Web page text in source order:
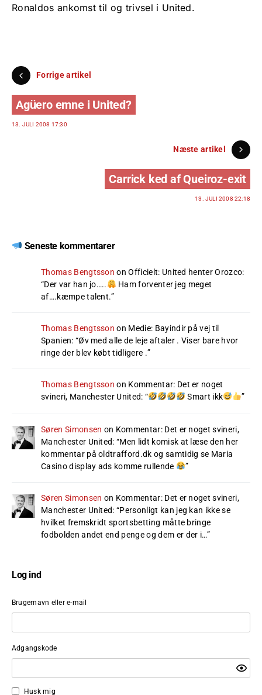
Ronaldos ankomst til og trivsel i United.
Forrige artikel
Agüero emne i United?
13. JULI 2008 17:30
Næste artikel
Carrick ked af Queiroz-exit
13. JULI 2008 22:18
Seneste kommentarer
Thomas Bengtsson onOfficielt: United henter Orozco:
“Der var han jo…..
Ham forventer jeg meget
af….kæmpe talent.”
Thomas Bengtsson on Medie: Bayindir på vej til
Spanien: “Øv med alle de leje aftaler . Viser bare hvor
ringe der blev købt tidligere .”
Thomas Bengtsson on Kommentar: Det er noget
svineri, Manchester United: “ Smart ikk ”
Søren Simonsen on Kommentar: Det er noget svineri,
Manchester United: “Men lidt komisk at læse den her
kommentar på oldtrafford.dk og samtidig se Maria
Casino display ads komme rullende
”
Søren Simonsen on Kommentar: Det er noget svineri,
Manchester United: “Personligt kan jeg kan ikke se
hvilket fremskridt sportsbetting måtte bringe
fodbolden andet end penge og dem er der i…”
Log ind
Brugernavn eller e-mail
Adgangskode
Husk mig